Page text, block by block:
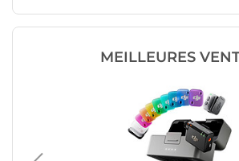
MEILLEURES